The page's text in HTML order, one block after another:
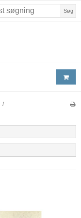
Søg
/